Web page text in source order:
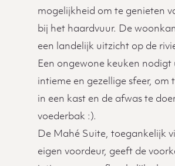
mogelijkheid om te genieten
bij het haardvuur. De
een landelijk uitzicht op de
Een ongewone keuken nodigt
intieme en gezellige sfeer, om
in een kast en de afwas te
voederbak :).
De Mahé Suite, toegankelijk
eigen voordeur, geeft de